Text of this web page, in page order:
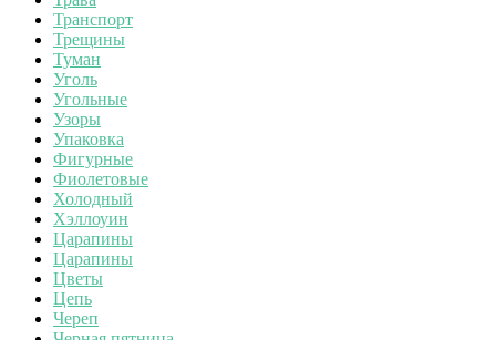
Транспорт
Трещины
Туман
Уголь
Угольные
Узоры
Упаковка
Фигурные
Фиолетовые
Холодный
Хэллоуин
Царапины
Царапины
Цветы
Цепь
Череп